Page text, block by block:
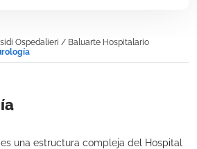
Ospedalieri / Baluarte Hospitalario
una estructura compleja del Hospital